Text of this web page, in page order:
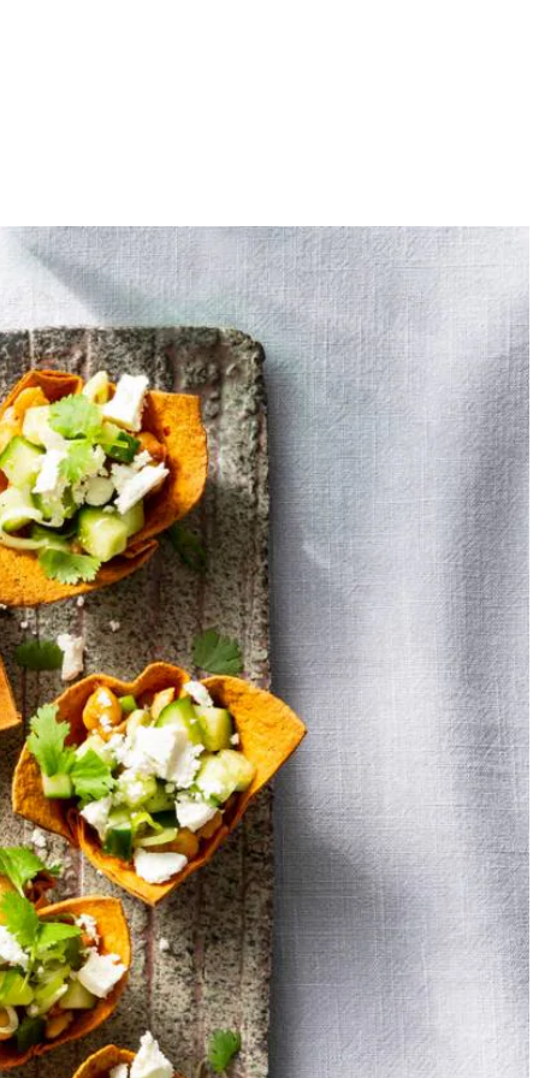
en druk aan zodat ze een cupje vormen. Bak in het midden van de
stamp met de pureestamper tot grove kruim. Voeg de bonenkruiden
de vrucht uit. Meng de komkommer, bosui en het limoenrasp